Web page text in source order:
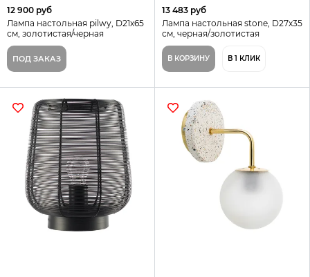
12 900 руб
Лампа настольная pilwy, D21х65
см, золотистая/черная
ПОД ЗАКАЗ
13 483 руб
Лампа настольная stone, D27х35
см, черная/золотистая
В КОРЗИНУ В 1 КЛИК